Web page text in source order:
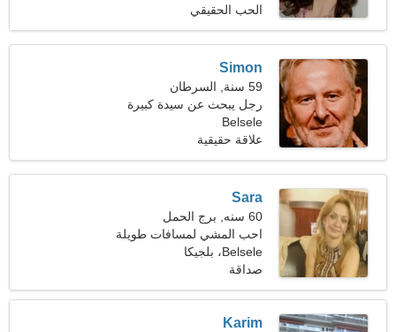
(108 رطل)
الحب الحقيقي
Simon
59 سنة, السرطان
رجل يبحث عن سيدة كبيرة
52-55
Belsele
علاقة حقيقية
Sara
60 سنه, برج الحمل
احب المشي لمسافات طويلة
والرقص
Belsele، بلجيكا
صداقة
Karim